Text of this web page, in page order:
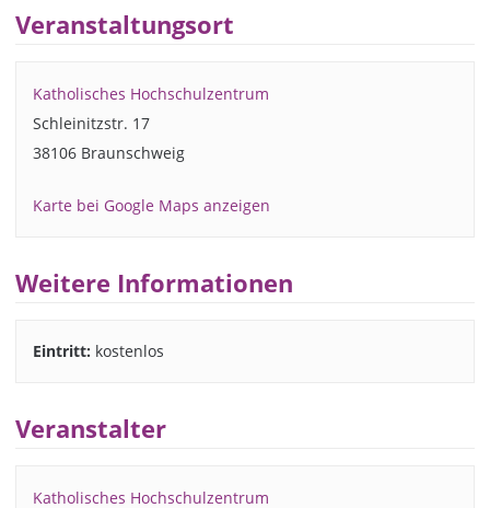
Veranstaltungsort
Katholisches Hochschulzentrum
Schleinitzstr. 17
38106 Braunschweig
Karte bei Google Maps anzeigen
Weitere Informationen
Eintritt: kostenlos
Veranstalter
Katholisches Hochschulzentrum